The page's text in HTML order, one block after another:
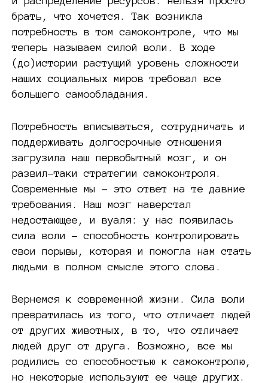
брать, что хочется. Так возникла
потребность в том самоконтроле, что мы
теперь называем силой воли. В ходе
(до)истории растущий уровень сложности
наших социальных миров требовал все
большего самообладания.
Потребность вписываться, сотрудничать и
поддерживать долгосрочные отношения
загрузила наш первобытный мозг, и он
развил-таки стратегии самоконтроля.
Современные мы – это ответ на те давние
требования. Наш мозг наверстал
недостающее, и вуаля: у нас появилась
сила воли – способность контролировать
свои порывы, которая и помогла нам стать
людьми в полном смысле этого слова.
Вернемся к современной жизни. Сила воли
превратилась из того, что отличает людей
от других животных, в то, что отличает
людей друг от друга. Возможно, все мы
родились со способностью к самоконтролю,
но некоторые используют ее чаще других.